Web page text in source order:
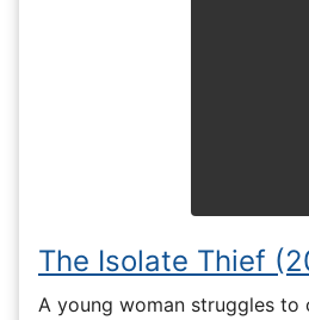
The Isolate Thief
A young woman struggles to